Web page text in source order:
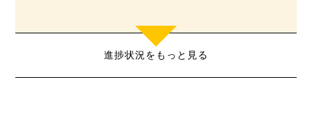
進捗状況をもっと見る